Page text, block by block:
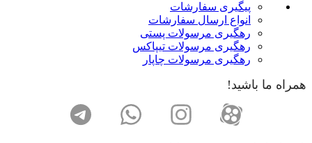
پیگیری سفارشات
انواع ارسال سفارشات
رهگیری مرسولات پستی
رهگیری مرسولات تیپاکس
رهگیری مرسولات چاپار
همراه ما باشید!